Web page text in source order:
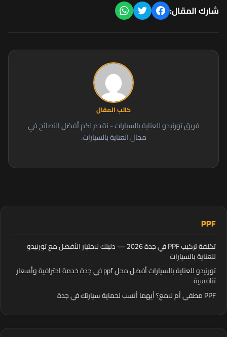
PPF
تكلفة تركيب PPF في جدة 2026 — دليلك لاختيار الأفضل مع تورنيدو
للعناية بالسيارات
تورنيدو للعناية بالسيارات أفضل محل ppf في جدة خدمة احترافية وأسعار
تنافسية
PPF مطفي أم لامع؟ أيهما أنسب لحماية سيارتك في جدة
شارك المقال:
كاتب المقال
فريق تورنيدو للعناية بالسيارات - نقدم لكم أفضل النصائح في
مجال العناية بالسيارات.